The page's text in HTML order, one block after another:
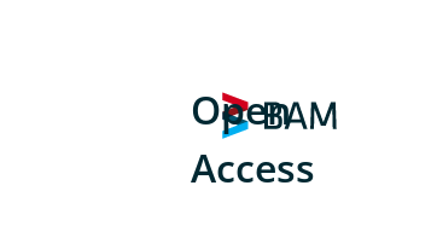
Open
Access